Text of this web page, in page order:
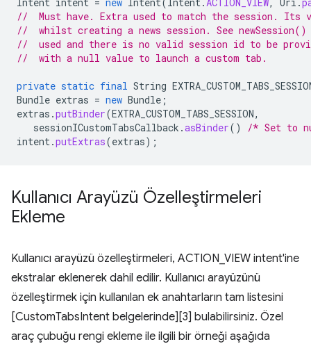
//  Must have. Extra used to match the session. Its
//  whilst creating a news session. See
//  used and there is no valid session id to be
//  with a null value to launch a custom tab.
private static final String
Bundle extras = new Bundle ;
extras .putBinder(EXTRA_CUSTOM_TABS_SESSION,
sessionICustomTabsCallback .asBinder()
/* Set to
intent.putExtras(extras);
Kullanıcı Arayüzü Özelleştirmeleri
Ekleme
Kullanıcı arayüzü özelleştirmeleri, ACTION_VIEW intent'ine
ekstralar eklenerek dahil edilir. Kullanıcı arayüzünü
özelleştirmek için kullanılan ek anahtarların tam listesini
[CustomTabsIntent belgelerinde][3] bulabilirsiniz. Özel
araç çubuğu rengi ekleme ile ilgili bir örneği aşağıda